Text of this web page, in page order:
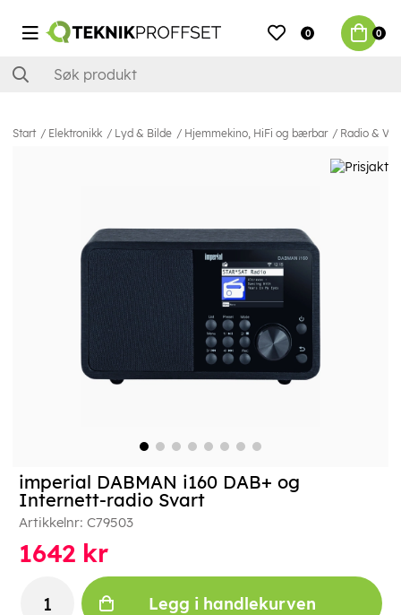
0 0
Start Elektronikk Lyd & Bilde Hjemmekino, HiFi og bærbar Radio &
imperial DABMAN i160 DAB+ og
Internett-radio Svart
Artikkelnr: C79503
1642 kr
Legg i handlekurven